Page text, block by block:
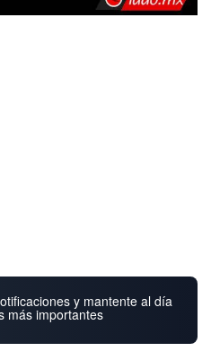
y mantente al día
más importantes